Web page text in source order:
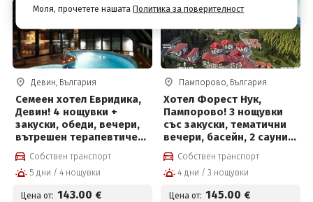
Девин, България
Семеен хотел Евридика,
Девин! 4 нощувки +
закуски, обеди, вечери,
вътрешен терапевтичен
басейн с минерална
вода, джакузи,
финландска сауна и
парна баня
Собствен транспорт
5 дни / 4 нощувки
Цена от: 143.00 €
Пампорово, България
Хотел Форест Нук,
Пампорово! 3 нощувки
със закуски, тематични
вечери, басейн, 2 сауни,
парна баня, детски кът
за 145 евро на човек
Собствен транспорт
4 дни / 3 нощувки
Цена от: 145.00 €
Моля, прочетете нашатаПолитика за поверителност